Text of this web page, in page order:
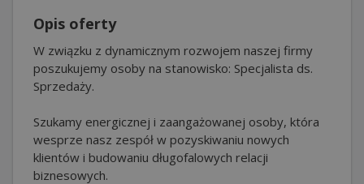
Opis oferty
W związku z dynamicznym rozwojem naszej firmy
poszukujemy osoby na stanowisko: Specjalista ds.
Sprzedaży.
Szukamy energicznej i zaangażowanej osoby, która
wesprze nasz zespół w pozyskiwaniu nowych
klientów i budowaniu długofalowych relacji
biznesowych.